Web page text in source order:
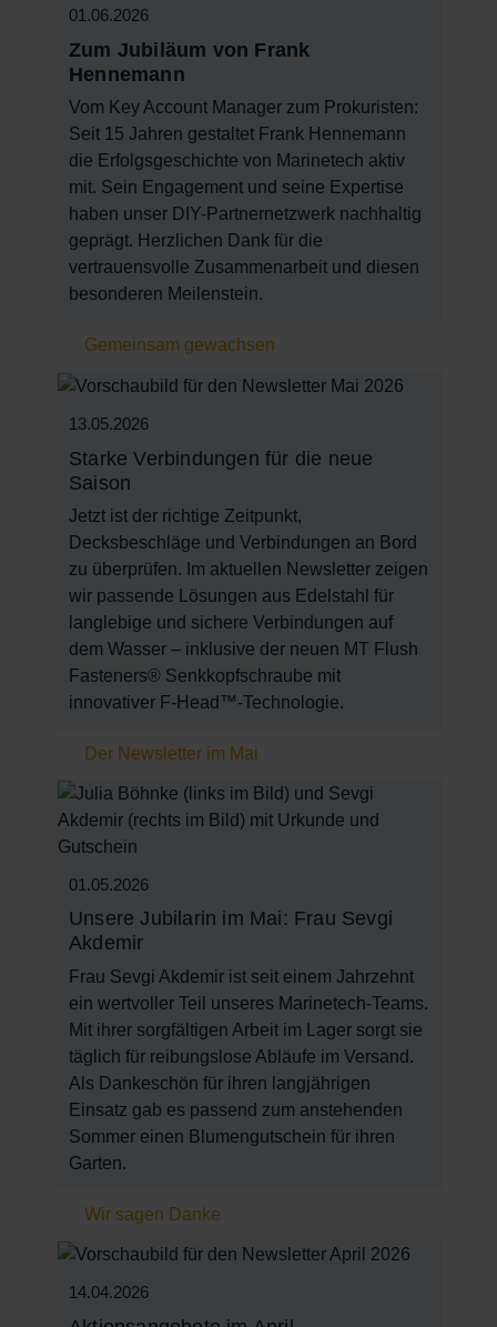
01.06.2026
Zum Jubiläum von Frank
Hennemann
Vom Key Account Manager zum Prokuristen:
Seit 15 Jahren gestaltet Frank Hennemann
die Erfolgsgeschichte von Marinetech aktiv
mit. Sein Engagement und seine Expertise
haben unser DIY-Partnernetzwerk nachhaltig
geprägt. Herzlichen Dank für die
vertrauensvolle Zusammenarbeit und diesen
besonderen Meilenstein.
Gemeinsam gewachsen
13.05.2026
Starke Verbindungen für die neue
Saison
Jetzt ist der richtige Zeitpunkt,
Decksbeschläge und Verbindungen an Bord
zu überprüfen. Im aktuellen Newsletter zeigen
wir passende Lösungen aus Edelstahl für
langlebige und sichere Verbindungen auf
dem Wasser – inklusive der neuen MT Flush
Fasteners® Senkkopfschraube mit
innovativer F-Head™-Technologie.
Der Newsletter im Mai
01.05.2026
Unsere Jubilarin im Mai: Frau Sevgi
Akdemir
Frau Sevgi Akdemir ist seit einem Jahrzehnt
ein wertvoller Teil unseres Marinetech-Teams.
Mit ihrer sorgfältigen Arbeit im Lager sorgt sie
täglich für reibungslose Abläufe im Versand.
Als Dankeschön für ihren langjährigen
Einsatz gab es passend zum anstehenden
Sommer einen Blumengutschein für ihren
Garten.
Wir sagen Danke
14.04.2026